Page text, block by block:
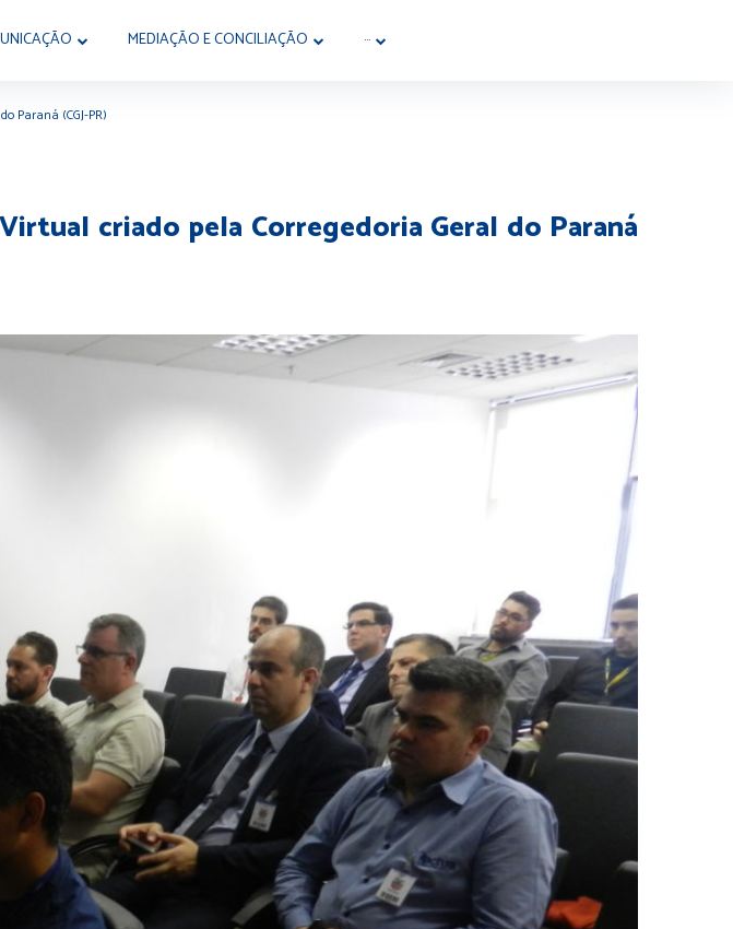
MEDIAÇÃO E CONCILIAÇÃO ···
Paraná (CGJ-PR)
criado pela Corregedoria Geral do Paraná